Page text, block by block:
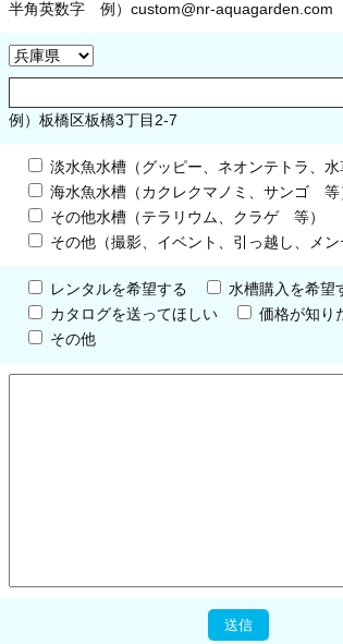
半角英数字 例） custom@nr-aquagarden.com
例）板橋区板橋3丁目2-7
淡水魚水槽（グッピー、ネオンテトラ、
海水魚水槽（カクレクマノミ、サンゴ 等
その他水槽（テラリウム、クラゲ 等）
その他（撮影、イベント、引っ越し、メン
レンタルを希望する 水槽購入を希望
カタログを送ってほしい
価格が知り
その他